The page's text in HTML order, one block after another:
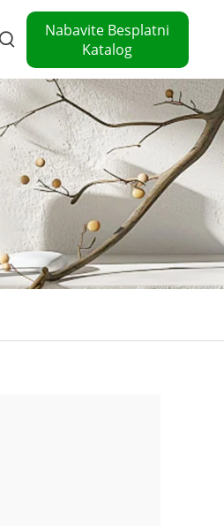
Nabavite Besplatni
Katalog